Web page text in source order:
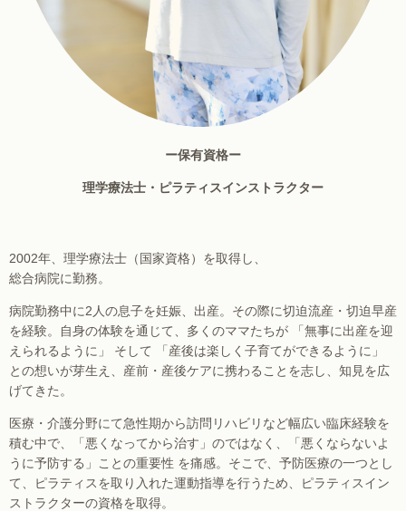
ー保有資格ー
理学療法士・ピラティスインストラクター
2002年、理学療法士（国家資格）を取得し、
総合病院に勤務。
病院勤務中に2人の息子を妊娠、出産。その際に切迫流産・切迫早産
を経験。自身の体験を通じて、多くのママたちが 「無事に出産を迎
えられるように」 そして 「産後は楽しく子育てができるように」
との想いが芽生え、産前・産後ケアに携わることを志し、知見を広
げてきた。
医療・介護分野にて急性期から訪問リハビリなど幅広い臨床経験を
積む中で、「悪くなってから治す」のではなく、「悪くならないよ
うに予防する」ことの重要性 を痛感。そこで、予防医療の一つとし
て、ピラティスを取り入れた運動指導を行うため、ピラティスイン
ストラクターの資格を取得。